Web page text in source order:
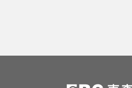
台將單季最多安卡關
國中暑輔悲劇！小六升